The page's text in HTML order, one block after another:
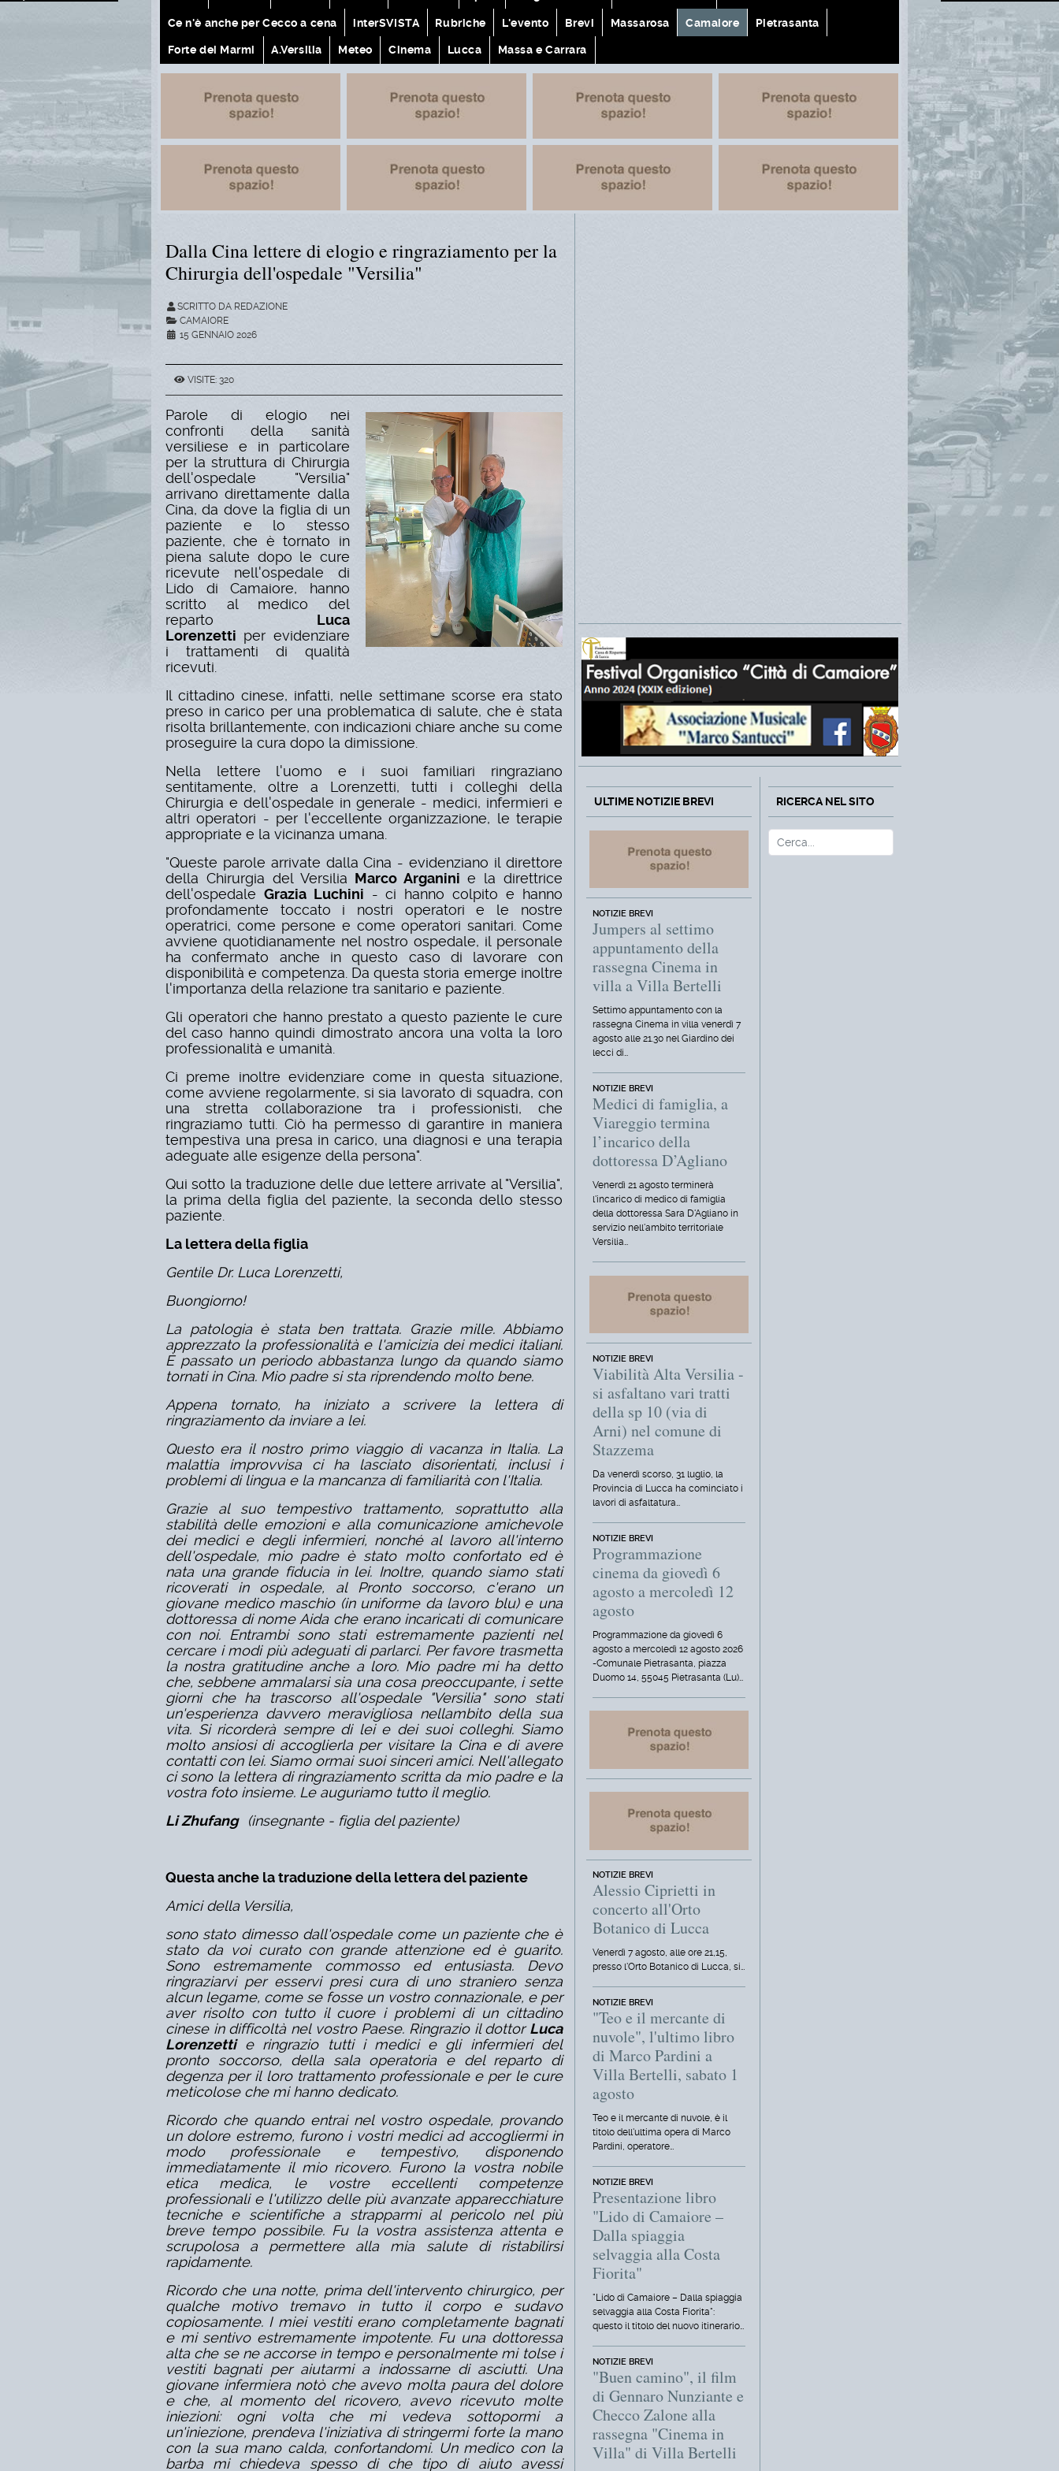
Ce n'è anche per Cecco a cena interSVISTA Rubriche L'evento Brevi Massarosa Camaiore Pietrasanta
Forte dei Marmi A.Versilia Meteo Cinema Lucca Massa e Carrara
Dalla Cina lettere di elogio e ringraziamento per la
Chirurgia dell'ospedale "Versilia"
SCRITTO DA REDAZIONE
CAMAIORE
15 GENNAIO 2026
VISITE: 320
Parole di elogio nei
confronti della sanità
versiliese e in particolare
per la struttura di Chirurgia
dell'ospedale "Versilia"
arrivano direttamente dalla
Cina, da dove la figlia di un
paziente e lo stesso
paziente, che è tornato in
piena salute dopo le cure
ricevute nell'ospedale di
Lido di Camaiore, hanno
scritto al medico del
reparto Luca
Lorenzetti per evidenziare
i trattamenti di qualità
ricevuti.
Il cittadino cinese, infatti, nelle settimane scorse era stato
preso in carico per una problematica di salute, che è stata
risolta brillantemente, con indicazioni chiare anche su come
proseguire la cura dopo la dimissione.
Nella lettere l'uomo e i suoi familiari ringraziano
sentitamente, oltre a Lorenzetti, tutti i colleghi della
Chirurgia e dell'ospedale in generale - medici, infermieri e
altri operatori - per l'eccellente organizzazione, le terapie
appropriate e la vicinanza umana.
"Queste parole arrivate dalla Cina - evidenziano il direttore
della Chirurgia del Versilia Marco Arganinie la direttrice
dell'ospedale Grazia Luchini - ci hanno colpito e hanno
profondamente toccato i nostri operatori e le nostre
operatrici, come persone e come operatori sanitari. Come
avviene quotidianamente nel nostro ospedale, il personale
ha confermato anche in questo caso di lavorare con
disponibilità e competenza. Da questa storia emerge inoltre
l'importanza della relazione tra sanitario e paziente.
Gli operatori che hanno prestato a questo paziente le cure
del caso hanno quindi dimostrato ancora una volta la loro
professionalità e umanità.
Ci preme inoltre evidenziare come in questa situazione,
come avviene regolarmente, si sia lavorato di squadra, con
una stretta collaborazione tra i professionisti, che
ringraziamo tutti. Ciò ha permesso di garantire in maniera
tempestiva una presa in carico, una diagnosi e una terapia
adeguate alle esigenze della persona".
Qui sotto la traduzione delle due lettere arrivate al "Versilia",
la prima della figlia del paziente, la seconda dello stesso
paziente.
La lettera della figlia
Gentile Dr. Luca Lorenzetti,
Buongiorno!
La patologia è stata ben trattata. Grazie mille. Abbiamo
apprezzato la professionalità e l'amicizia dei medici italiani.
È passato un periodo abbastanza lungo da quando siamo
tornati in Cina. Mio padre si sta riprendendo molto bene.
Appena tornato, ha iniziato a scrivere la lettera di
ringraziamento da inviare a lei.
Questo era il nostro primo viaggio di vacanza in Italia. La
malattia improvvisa ci ha lasciato disorientati, inclusi i
problemi di lingua e la mancanza di familiarità con l'Italia.
Grazie al suo tempestivo trattamento, soprattutto alla
stabilità delle emozioni e alla comunicazione amichevole
dei medici e degli infermieri, nonché al lavoro all'interno
dell'ospedale, mio padre è stato molto confortato ed è
nata una grande fiducia in lei. Inoltre, quando siamo stati
ricoverati in ospedale, al Pronto soccorso, c'erano un
giovane medico maschio (in uniforme da lavoro blu) e una
dottoressa di nome Aida che erano incaricati di comunicare
con noi. Entrambi sono stati estremamente pazienti nel
cercare i modi più adeguati di parlarci. Per favore trasmetta
la nostra gratitudine anche a loro. Mio padre mi ha detto
che, sebbene ammalarsi sia una cosa preoccupante, i sette
giorni che ha trascorso all'ospedale "Versilia" sono stati
un'esperienza davvero meravigliosa nellambito della sua
vita. Si ricorderà sempre di lei e dei suoi colleghi. Siamo
molto ansiosi di accoglierla per visitare la Cina e di avere
contatti con lei. Siamo ormai suoi sinceri amici. Nell'allegato
ci sono la lettera di ringraziamento scritta da mio padre e la
vostra foto insieme. Le auguriamo tutto il meglio.
Li Zhufang (insegnante - figlia del paziente)
Questa anche la traduzione della lettera del paziente
Amici della Versilia,
sono stato dimesso dall'ospedale come un paziente che è
stato da voi curato con grande attenzione ed è guarito.
Sono estremamente commosso ed entusiasta. Devo
ringraziarvi per esservi presi cura di uno straniero senza
alcun legame, come se fosse un vostro connazionale, e per
aver risolto con tutto il cuore i problemi di un cittadino
cinese in difficoltà nel vostro Paese. Ringrazio il dottorLuca
Lorenzettie ringrazio tutti i medici e gli infermieri del
pronto soccorso, della sala operatoria e del reparto di
degenza per il loro trattamento professionale e per le cure
meticolose che mi hanno dedicato.
Ricordo che quando entrai nel vostro ospedale, provando
un dolore estremo, furono i vostri medici ad accogliermi in
modo professionale e tempestivo, disponendo
immediatamente il mio ricovero. Furono la vostra nobile
etica medica, le vostre eccellenti competenze
professionali e l'utilizzo delle più avanzate apparecchiature
tecniche e scientifiche a strapparmi al pericolo nel più
breve tempo possibile. Fu la vostra assistenza attenta e
scrupolosa a permettere alla mia salute di ristabilirsi
rapidamente.
Ricordo che una notte, prima dell'intervento chirurgico, per
qualche motivo tremavo in tutto il corpo e sudavo
copiosamente. I miei vestiti erano completamente bagnati
e mi sentivo estremamente impotente. Fu una dottoressa
alta che se ne accorse in tempo e personalmente mi tolse i
vestiti bagnati per aiutarmi a indossarne di asciutti. Una
giovane infermiera notò che avevo molta paura del dolore
e che, al momento del ricovero, avevo ricevuto molte
iniezioni: ogni volta che mi vedeva sottopormi a
un'iniezione, prendeva l'iniziativa di stringermi forte la mano
con la sua mano calda, confortandomi. Un medico con la
barba mi chiedeva spesso di che tipo di aiuto avessi
ULTIME NOTIZIE BREVI
NOTIZIE BREVI
Jumpers al settimo
appuntamento della
rassegna Cinema in
villa a Villa Bertelli
Settimo appuntamento con la
rassegna Cinema in villa venerdì 7
agosto alle 21.30 nel Giardino dei
lecci di…
NOTIZIE BREVI
Medici di famiglia, a
Viareggio termina
l’incarico della
dottoressa D’Agliano
Venerdì 21 agosto terminerà
l'incarico di medico di famiglia
della dottoressa Sara D'Agliano in
servizio nell'ambito territoriale
Versilia…
NOTIZIE BREVI
Viabilità Alta Versilia -
si asfaltano vari tratti
della sp 10 (via di
Arni) nel comune di
Stazzema
Da venerdì scorso, 31 luglio, la
Provincia di Lucca ha cominciato i
lavori di asfaltatura…
NOTIZIE BREVI
Programmazione
cinema da giovedì 6
agosto a mercoledì 12
agosto
Programmazione da giovedì 6
agosto a mercoledì 12 agosto 2026
-Comunale Pietrasanta, piazza
Duomo 14, 55045 Pietrasanta (Lu)…
NOTIZIE BREVI
Alessio Ciprietti in
concerto all'Orto
Botanico di Lucca
Venerdì 7 agosto, alle ore 21,15,
presso l'Orto Botanico di Lucca, si…
NOTIZIE BREVI
"Teo e il mercante di
nuvole", l'ultimo libro
di Marco Pardini a
Villa Bertelli, sabato 1
agosto
Teo e il mercante di nuvole, è il
titolo dell'ultima opera di Marco
Pardini, operatore…
NOTIZIE BREVI
Presentazione libro
"Lido di Camaiore –
Dalla spiaggia
selvaggia alla Costa
Fiorita"
"Lido di Camaiore – Dalla spiaggia
selvaggia alla Costa Fiorita":
questo il titolo del nuovo itinerario…
NOTIZIE BREVI
"Buen camino", il film
di Gennaro Nunziante e
Checco Zalone alla
rassegna "Cinema in
Villa" di Villa Bertelli
RICERCA NEL SITO
Cerca Type 2 or more characters